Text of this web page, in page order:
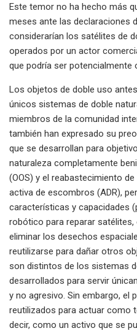
Este temor no ha hecho más
meses ante las declaraciones
considerarían los satélites de
operados por un actor
que podría ser potencialmente
Los objetos de doble uso
únicos sistemas de doble
miembros de la comunidad
también han expresado su
que se desarrollan para
naturaleza completamente
(OOS) y el reabastecimiento
activa de escombros (ADR),
características y capacidades
robótico para reparar
eliminar los desechos
reutilizarse para dañar otros
son distintos de los sistemas
desarrollados para servir
y no agresivo. Sin embargo, el
reutilizados para actuar como
decir, como un activo que se